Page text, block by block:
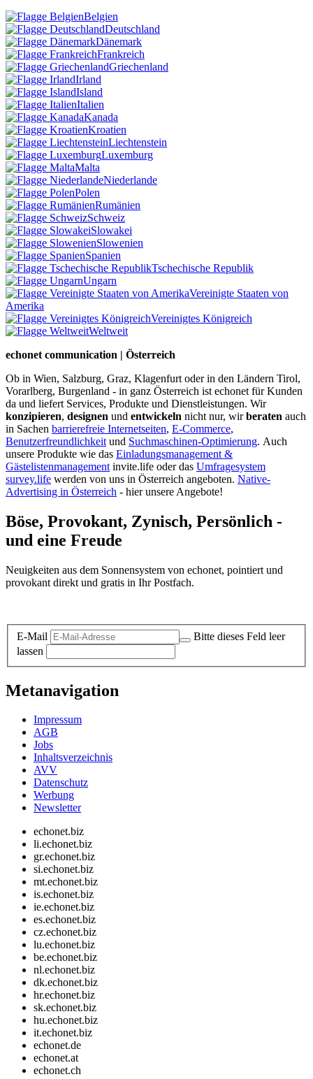
Belgien
Deutschland
Dänemark
Frankreich
Griechenland
Irland
Island
Italien
Kanada
Kroatien
Liechtenstein
Luxemburg
Malta
Niederlande
Polen
Rumänien
Schweiz
Slowakei
Slowenien
Spanien
Tschechische Republik
Ungarn
Vereinigte Staaten von
Amerika
Vereinigtes Königreich
Weltweit
echonet communication | Österreich
Ob in Wien, Salzburg, Graz, Klagenfurt oder in den Ländern Tirol,
Vorarlberg, Burgenland - in ganz Österreich ist echonet für Kunden
da und liefert Services, Produkte und Dienstleistungen. Wir
konzipieren, designen und entwickeln nicht nur, wirberaten auch
in Sachen barrierefreie Internetseiten, E-Commerce,
Benutzerfreundlichkeit und Suchmaschinen-Optimierung. Auch
unsere Produkte wie das Einladungsmanagement &
Gästelistenmanagement invite.life oder das Umfragesystem
survey.life werden von uns in Österreich angeboten. Native-
Advertising in Österreich - hier unsere Angebote!
Böse, Provokant, Zynisch, Persönlich -
und eine Freude
Neuigkeiten aus dem Sonnensystem von echonet, pointiert und
provokant direkt und gratis in Ihr Postfach.
E-Mail
Bitte dieses Feld leer
lassen
Metanavigation
Impressum
AGB
Jobs
Inhaltsverzeichnis
AVV
Datenschutz
Werbung
Newsletter
echonet.biz
li.echonet.biz
gr.echonet.biz
si.echonet.biz
mt.echonet.biz
is.echonet.biz
ie.echonet.biz
es.echonet.biz
cz.echonet.biz
lu.echonet.biz
be.echonet.biz
nl.echonet.biz
dk.echonet.biz
hr.echonet.biz
sk.echonet.biz
hu.echonet.biz
it.echonet.biz
echonet.de
echonet.at
echonet.ch